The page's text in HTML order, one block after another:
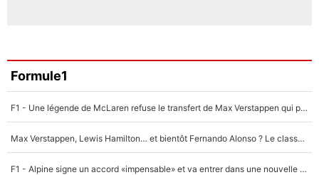
Formule1
F1 - Une légende de McLaren refuse le transfert de Max Verstappen qui pourrait «faire des vagues» et plomber l'ambiance dans l'équipe
Max Verstappen, Lewis Hamilton… et bientôt Fernando Alonso ? Le classement des pilotes les mieux payés en Formule 1 risque de changer !
F1 - Alpine signe un accord «impensable» et va entrer dans une nouvelle dimension : Grande nouvelle pour Pierre Gasly !